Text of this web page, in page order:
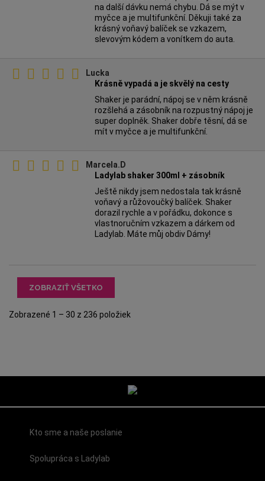
na další dávku nemá chybu. Dá se mýt v
myčce a je multifunkční. Děkuji také za
krásný voňavý balíček se vzkazem,
slevovým kódem a vonítkem do auta.
Lucka
Krásně vypadá a je skvělý na cesty
Shaker je parádní, nápoj se v něm krásně
rozšlehá a zásobník na rozpustný nápoj je
super doplněk. Shaker dobře těsní, dá se
mít v myčce a je multifunkční.
Marcela.D
Ladylab shaker 300ml + zásobník
Ještě nikdy jsem nedostala tak krásně
voňavý a růžovoučký balíček. Shaker
dorazil rychle a v pořádku, dokonce s
vlastnoručním vzkazem a dárkem od
Ladylab. Máte můj obdiv Dámy!
ZOBRAZIŤ VŠETKO
Zobrazené 1 – 30 z 236 položiek
Kto sme a naše poslanie
Spolupráca s Ladylab